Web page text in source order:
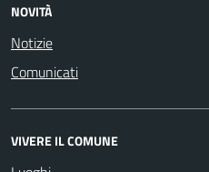
NOVITÀ
Notizie
Comunicati
VIVERE IL COMUNE